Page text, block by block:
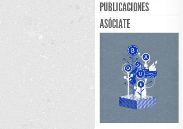
PUBLICACIONES
ASÓCIATE